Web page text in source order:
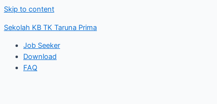
Skip to content
Sekolah KB TK Taruna Prima
Job Seeker
Download
FAQ